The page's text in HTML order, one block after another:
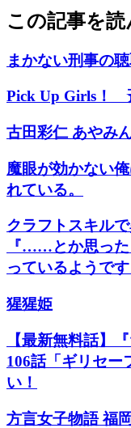
この記事を
まかない刑事の
Pick Up Girls！
古田彩仁 あやみ
魔眼が効かない
れている。
クラフトスキル
『……とか思っ
っているようです
猩猩姫
【最新無料話】
106話「ギリセー
い！
方言女子物語 福